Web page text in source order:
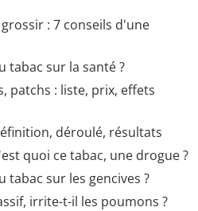
du jour au lendemain> Guide
de fumer forum
: 7 conseils d'une
tabac sur la santé ?
patchs : liste, prix, effets
déroulé, résultats
quoi ce tabac, une drogue ?
tabac sur les gencives ?
irrite-t-il les poumons ?